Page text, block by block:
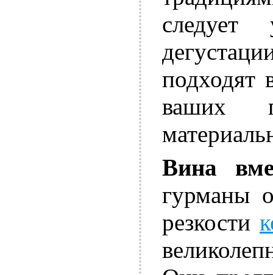
следует
подходят
ваших
Вина
гурманы
резкости